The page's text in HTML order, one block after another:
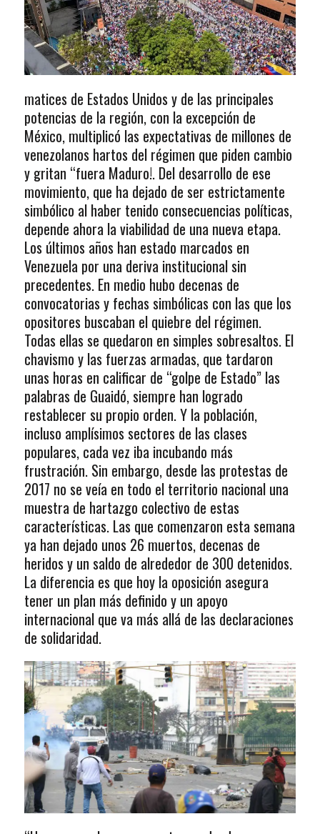
matices de Estados Unidos y de las principales
potencias de la región, con la excepción de
México, multiplicó las expectativas de millones de
venezolanos hartos del régimen que piden cambio
y gritan “fuera Maduro!. Del desarrollo de ese
movimiento, que ha dejado de ser estrictamente
simbólico al haber tenido consecuencias políticas,
depende ahora la viabilidad de una nueva etapa.
Los últimos años han estado marcados en
Venezuela por una deriva institucional sin
precedentes. En medio hubo decenas de
convocatorias y fechas simbólicas con las que los
opositores buscaban el quiebre del régimen.
Todas ellas se quedaron en simples sobresaltos. El
chavismo y las fuerzas armadas, que tardaron
unas horas en calificar de “golpe de Estado” las
palabras de Guaidó, siempre han logrado
restablecer su propio orden. Y la población,
incluso amplísimos sectores de las clases
populares, cada vez iba incubando más
frustración. Sin embargo, desde las protestas de
2017 no se veía en todo el territorio nacional una
muestra de hartazgo colectivo de estas
características. Las que comenzaron esta semana
ya han dejado unos 26 muertos, decenas de
heridos y un saldo de alrededor de 300 detenidos.
La diferencia es que hoy la oposición asegura
tener un plan más definido y un apoyo
internacional que va más allá de las declaraciones
de solidaridad.